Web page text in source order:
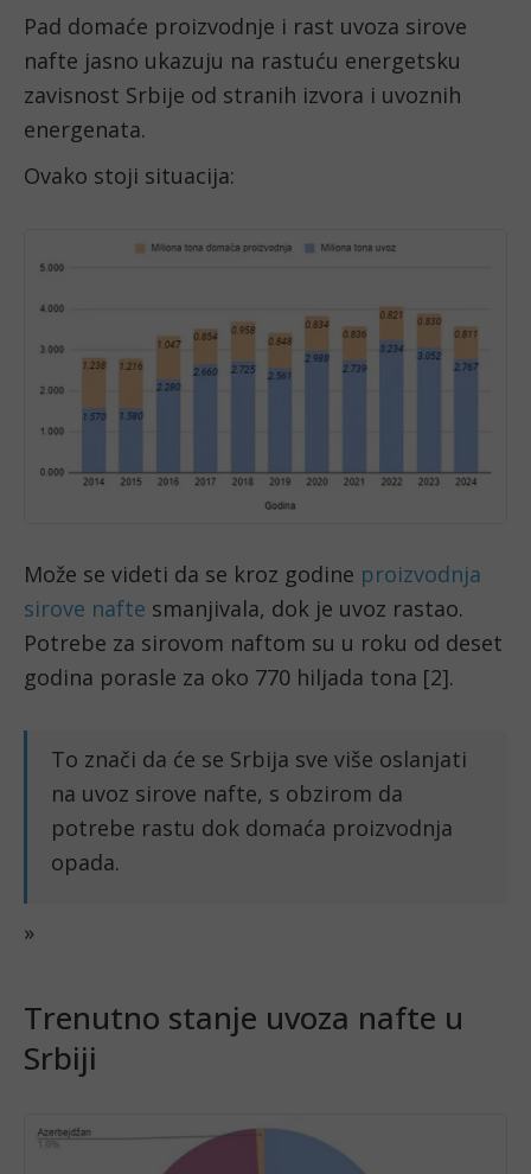
Pad domaće proizvodnje i rast uvoza sirove
nafte jasno ukazuju na rastuću energetsku
zavisnost Srbije od stranih izvora i uvoznih
energenata.
Ovako stoji situacija:
Može se videti da se kroz godine proizvodnja
sirove nafte smanjivala, dok je uvoz rastao.
Potrebe za sirovom naftom su u roku od deset
godina porasle za oko 770 hiljada tona [2].
To znači da će se Srbija sve više oslanjati
na uvoz sirove nafte, s obzirom da
potrebe rastu dok domaća proizvodnja
opada.
»
Trenutno stanje uvoza nafte u
Srbiji